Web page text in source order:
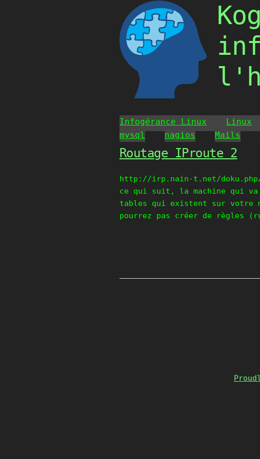
Skip
to
content
Infogérance Linux Linux
mysql
nagios Mails
Routage IProute 2
http://irp.nain-t.net/doku.php/
ce qui suit, la machine qui
tables qui existent sur votre
pourrez pas créer de règles